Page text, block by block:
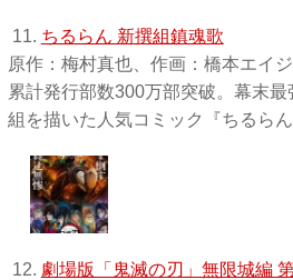
11. ちるらん 新撰組鎮魂歌
原作：梅村真也、作画：橋本エイ
累計発行部数300万部突破。幕末
組を描いた人気コミック『ちるら
12. 劇場版「鬼滅の刃」無限城編